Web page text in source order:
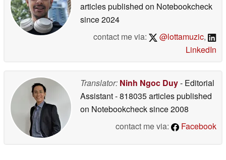
articles published on Notebookcheck
since 2024
contact me via:
@lottamuzic,
LinkedIn
Translator: Ninh Ngoc Duy- Editorial
Assistant- 818035 articles published
on Notebookchecksince 2008
contact me via:
Facebook